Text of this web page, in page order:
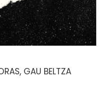
GAU BELTZA